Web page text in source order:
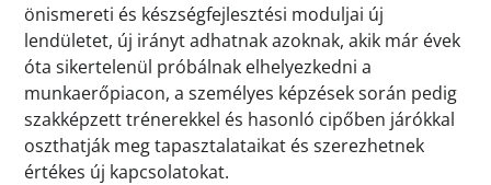
önismereti és készségfejlesztési moduljai új
lendületet, új irányt adhatnak azoknak, akik már évek
óta sikertelenül próbálnak elhelyezkedni a
munkaerőpiacon, a személyes képzések során pedig
szakképzett trénerekkel és hasonló cipőben járókkal
oszthatják meg tapasztalataikat és szerezhetnek
értékes új kapcsolatokat.